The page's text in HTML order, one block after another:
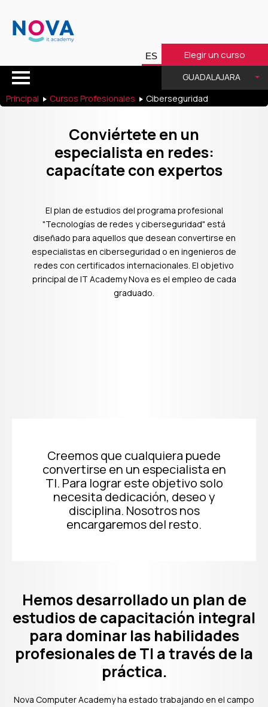
Elegir un curso
GUADALAJARA
Principal
Cursos Profesionales Ciberseguridad
Conviértete en un
especialista en redes:
capacítate con expertos
El plan de estudios del programa profesional
"Tecnologías de redes y ciberseguridad" está
diseñado para aquellos que desean convertirse en
especialistas en ciberseguridad o en ingenieros de
redes con certificados internacionales. El objetivo
principal de IT Academy Nova es el empleo de cada
graduado.
Creemos que cualquiera puede
convertirse en un especialista en
TI. Para lograr este objetivo solo
necesita dedicación, deseo y
disciplina. Nosotros nos
encargaremos del resto.
Hemos desarrollado un plan de
estudios de capacitación integral
para dominar las habilidades
profesionales de TI a través de la
práctica.
Nova Computer Academy ha estado trabajando en el campo